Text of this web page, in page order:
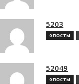
5203
0 ПОСТЫ
52049
0 ПОСТЫ